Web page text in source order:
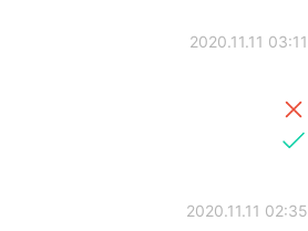
2020.11.11 03:11
2020.11.11 02:35